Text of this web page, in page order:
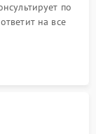
по
на все